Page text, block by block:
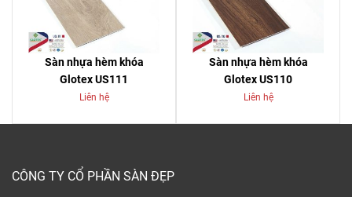
Sàn nhựa hèm khóa
Glotex US111
Liên hệ
Sàn nhựa hèm khóa
Glotex US110
Liên hệ
CÔNG TY CỔ PHẦN SÀN ĐẸP